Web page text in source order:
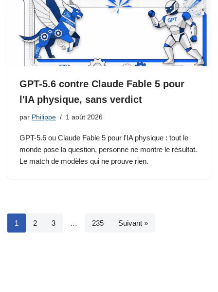
GPT-5.6 contre Claude Fable 5 pour
l'IA physique, sans verdict
par Philippe 1 août 2026
GPT-5.6 ou Claude Fable 5 pour l'IA physique : tout le
monde pose la question, personne ne montre le résultat.
Le match de modèles qui ne prouve rien.
1 2 3 … 235 Suivant »